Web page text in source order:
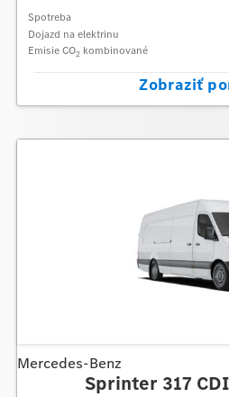
Spotreba
Dojazd na elektrinu
Emisie CO2 kombinované
Zobraziť
Mercedes-Benz
Sprinter 317